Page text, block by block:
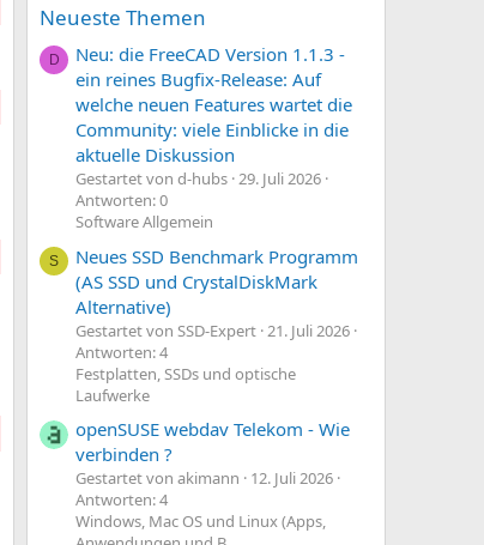
Neueste Themen
D
Neu: die FreeCAD Version 1.1.3 -
ein reines Bugfix-Release: Auf
welche neuen Features wartet die
Community: viele Einblicke in die
aktuelle Diskussion
Gestartet von d-hubs 29. Juli 2026
Antworten: 0
Software Allgemein
S
Neues SSD Benchmark Programm
(AS SSD und CrystalDiskMark
Alternative)
Gestartet von SSD-Expert 21. Juli 2026
Antworten: 4
Festplatten, SSDs und optische
Laufwerke
openSUSE webdav Telekom - Wie
verbinden ?
Gestartet von akimann
12. Juli 2026
Antworten: 4
Windows, Mac OS und Linux (Apps,